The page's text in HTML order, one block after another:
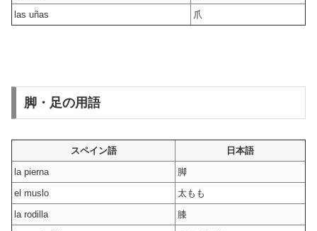
las uñas
爪
脚・足の用語
スペイン語
日本語
la pierna
脚
el muslo
太もも
la rodilla
膝